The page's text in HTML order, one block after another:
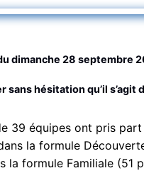
dimanche 28 septembre
hésitation qu’il s’agit
39 équipes ont pris
la formule
la formule Familiale (51